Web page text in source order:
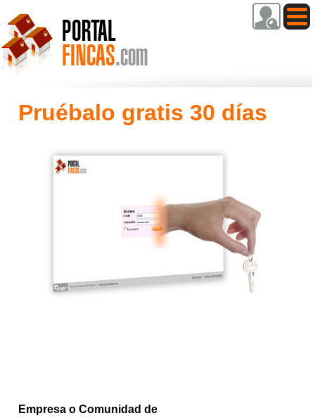
Pruébalo gratis 30 días
Empresa o Comunidad de